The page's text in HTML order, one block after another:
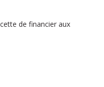
de financier aux